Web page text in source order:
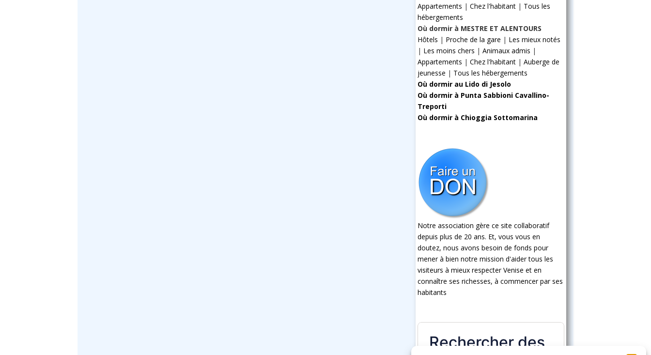
Appartements | Chez l'habitant| Tous les
hébergements
Où dormir à MESTRE ET ALENTOURS
Hôtels | Proche de la gare | Les mieux notés
| Les moins chers | Animaux admis |
Appartements | Chez l'habitant| Auberge de
jeunesse | Tous les hébergements
Où dormir au Lido di Jesolo
Où dormir à Punta Sabbioni Cavallino-
Treporti
Où dormir à Chioggia Sottomarina
Notre association gère ce site collaboratif
depuis plus de 20 ans. Et, vous vous en
doutez, nous avons besoin de fonds pour
mener à bien notre mission d'aider tous les
visiteurs à mieux respecter Venise et en
connaître ses richesses, à commencer par ses
habitants